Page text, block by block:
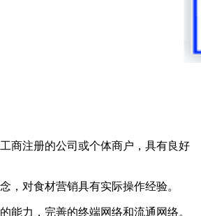
商注册的公司或个体商户，具有良好
，对食材营销具有实际操作经验。
能力，完善的终端网络和流通网络。